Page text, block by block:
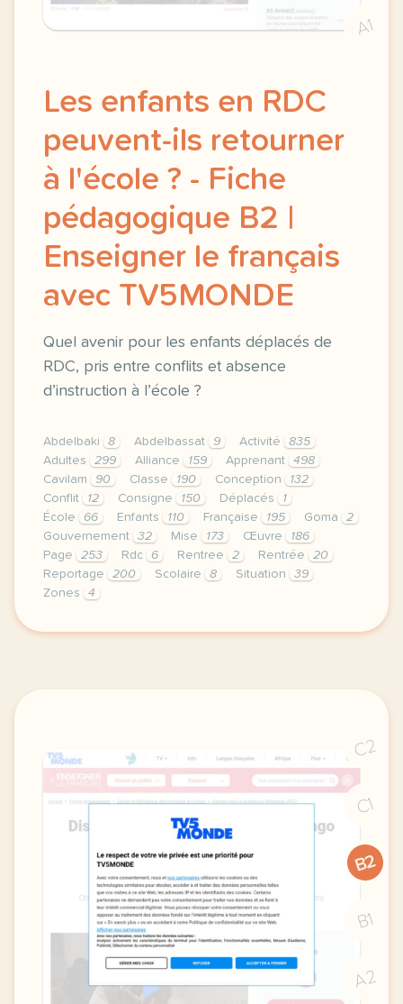
A1
Les enfants en RDC
peuvent-ils retourner
à l'école ? - Fiche
pédagogique B2 |
Enseigner le français
avec TV5MONDE
Quel avenir pour les enfants déplacés de
RDC, pris entre conflits et absence
d’instruction à l’école ?
Abdelbaki 8 Abdelbassat 9 Activité
835
Adultes
299 Alliance 159 Apprenant
498
Cavilam
90 Classe 190 Conception
132
Conflit
12 Consigne 150 Déplacés
1
École
66 Enfants 110 Française 195 Goma
2
Gouvernement
32 Mise 173 Œuvre
186
Page
253 Rdc 6 Rentree 2 Rentrée
20
Reportage
200 Scolaire 8 Situation
39
Zones
4
le respect de votre vie privee est une priorite
C2
C1
B2
B1
A2